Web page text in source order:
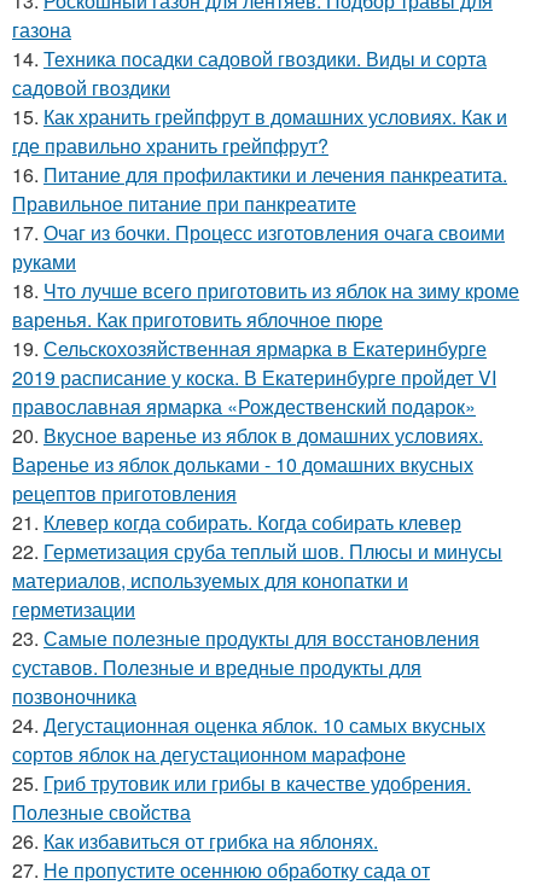
газона
14. Техника посадки садовой гвоздики. Виды и сорта
садовой гвоздики
15. Как хранить грейпфрут в домашних условиях. Как и
где правильно хранить грейпфрут?
16. Питание для профилактики и лечения панкреатита.
Правильное питание при панкреатите
17. Очаг из бочки. Процесс изготовления очага своими
руками
18. Что лучше всего приготовить из яблок на зиму кроме
варенья. Как приготовить яблочное пюре
19. Сельскохозяйственная ярмарка в Екатеринбурге
2019 расписание у коска. В Екатеринбурге пройдет VI
православная ярмарка «Рождественский подарок»
20. Вкусное варенье из яблок в домашних условиях.
Варенье из яблок дольками - 10 домашних вкусных
рецептов приготовления
21. Клевер когда собирать. Когда собирать клевер
22. Герметизация сруба теплый шов. Плюсы и минусы
материалов, используемых для конопатки и
герметизации
23. Самые полезные продукты для восстановления
суставов. Полезные и вредные продукты для
позвоночника
24. Дегустационная оценка яблок. 10 самых вкусных
сортов яблок на дегустационном марафоне
25. Гриб трутовик или грибы в качестве удобрения.
Полезные свойства
26. Как избавиться от грибка на яблонях.
27. Не пропустите осеннюю обработку сада от